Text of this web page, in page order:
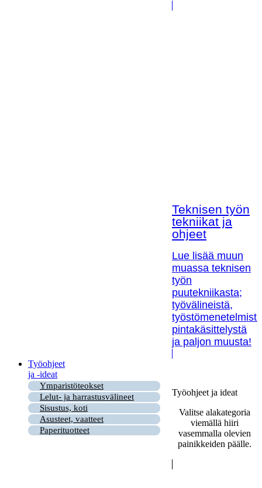
Teknisen työn
tekniikat ja
ohjeet
Lue lisää muun
muassa teknisen
työn
puutekniikasta;
työvälineistä,
pintakäsittelystä
ja paljon muusta!
Työohjeet
ja -ideat
Ymparistöteokset
Lelut- ja harrastusvälineet
Sisustus, koti
Asusteet, vaatteet
Paperituotteet
Työohjeet ja ideat
Valitse alakategoria
viemällä hiiri
vasemmalla olevien
painikkeiden päälle.